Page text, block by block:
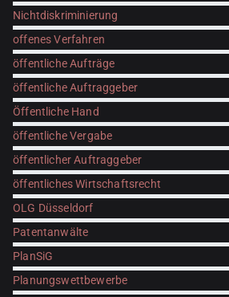
Nichtdiskriminierung
offenes Verfahren
öffentliche Aufträge
öffentliche Auftraggeber
Öffentliche Hand
öffentliche Vergabe
öffentlicher Auftraggeber
öffentliches Wirtschaftsrecht
OLG Düsseldorf
Patentanwälte
PlanSiG
Planungswettbewerbe